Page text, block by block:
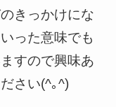
きっかけにな
った意味でも
すので興味あ
さい(^｡^)